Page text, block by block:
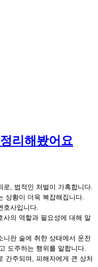
리해봤어요
로, 법적인 처벌이 가혹합니다.
상황이 더욱 복잡해집니다.
호사입니다.
사의 역할과 필요성에 대해 알
니란 술에 취한 상태에서 운전
도주하는 행위를 말합니다.
간주되며, 피해자에게 큰 상처